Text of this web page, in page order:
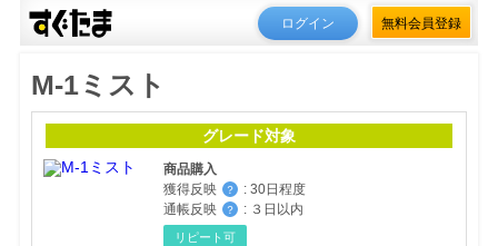
ログイン 無料会員登録
M-1ミスト
グレード対象
商品購入
獲得反映
？ : 30日程度
通帳反映
？ : ３日以内
リピート可